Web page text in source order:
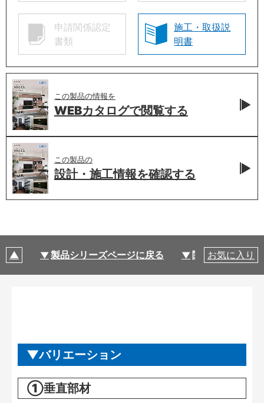
申請関係認定
書類
施工・取扱説
明書
この製品の情報を
WEBカタログで閲覧する
この製品の
設計・施工情報を確認する
製品シリーズページに戻る 関連部材・関連
お気に入り
バリエーション
①垂直部材